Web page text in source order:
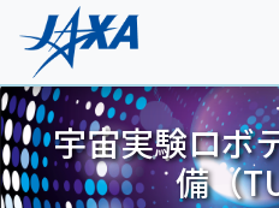
宇宙実験ロボ
備（